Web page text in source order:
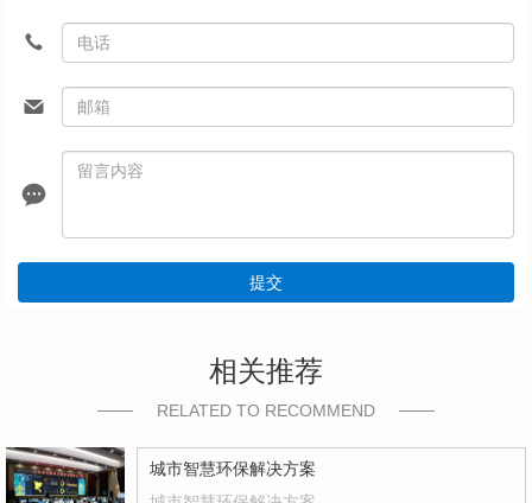
提交
相关推荐
RELATED TO RECOMMEND
城市智慧环保解决方案